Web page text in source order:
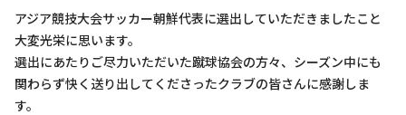
アジア競技大会サッカー朝鮮代表に選出していただきましたこと
大変光栄に思います。
選出にあたりご尽力いただいた蹴球協会の方々、シーズン中にも
関わらず快く送り出してくださったクラブの皆さんに感謝しま
す。